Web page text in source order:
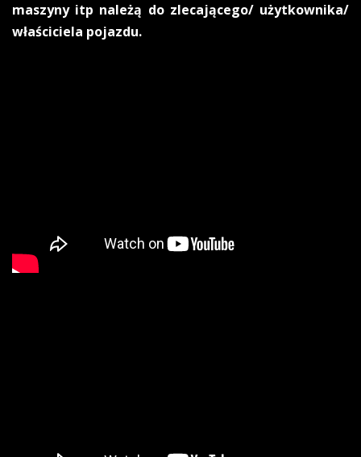
maszyny itp należą do zlecającego/ użytkownika/
właściciela pojazdu.